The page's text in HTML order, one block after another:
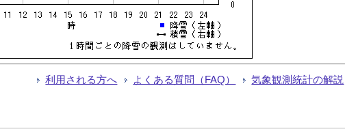
利用される方へ よくある質問（FAQ） 気象観測統計の解説